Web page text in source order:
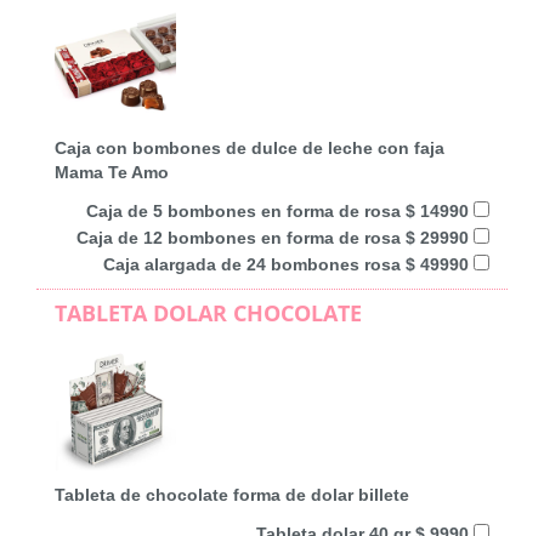
Caja con bombones de dulce de leche con faja
Mama Te Amo
Caja de 5 bombones en forma de rosa $ 14990
Caja de 12 bombones en forma de rosa $ 29990
Caja alargada de 24 bombones rosa $ 49990
TABLETA DOLAR CHOCOLATE
Tableta de chocolate forma de dolar billete